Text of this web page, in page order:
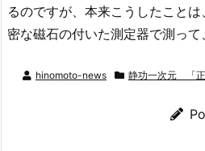
るのですが、本来こうしたこと
密な磁石の付いた測定器で測っ
hinomoto-news 静功一次元 「正